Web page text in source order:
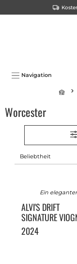
Navigation
Worcester
Ein
ALVI'S DRIFT
SIGNATURE
2024